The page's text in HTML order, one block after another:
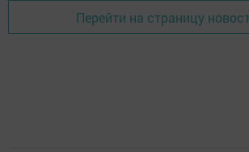
Перейти на страницу